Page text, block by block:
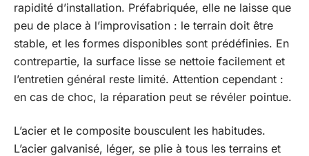
rapidité d’installation. Préfabriquée, elle ne laisse que
peu de place à l’improvisation : le terrain doit être
stable, et les formes disponibles sont prédéfinies. En
contrepartie, la surface lisse se nettoie facilement et
l’entretien général reste limité. Attention cependant :
en cas de choc, la réparation peut se révéler pointue.
L’acier et le composite bousculent les habitudes.
L’acier galvanisé, léger, se plie à tous les terrains et